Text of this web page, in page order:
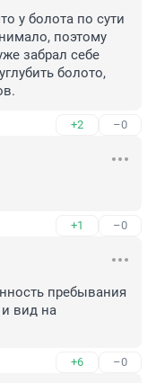
у болота по сути
поэтому
забрал себе
болото,
+2 –0
+1 –0
пребывания
и вид на
+6 –0